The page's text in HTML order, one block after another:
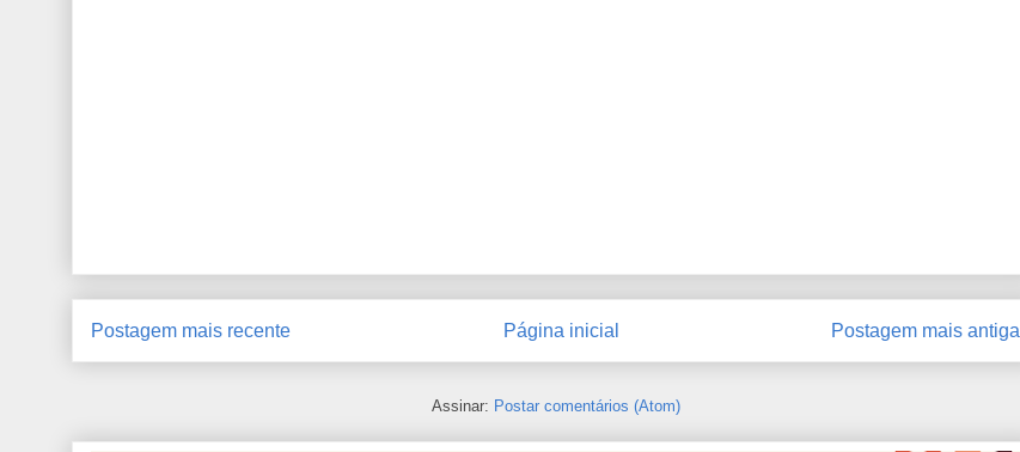
Postagem mais recente Postagem mais antiga
Página inicial
Assinar: Postar comentários (Atom)